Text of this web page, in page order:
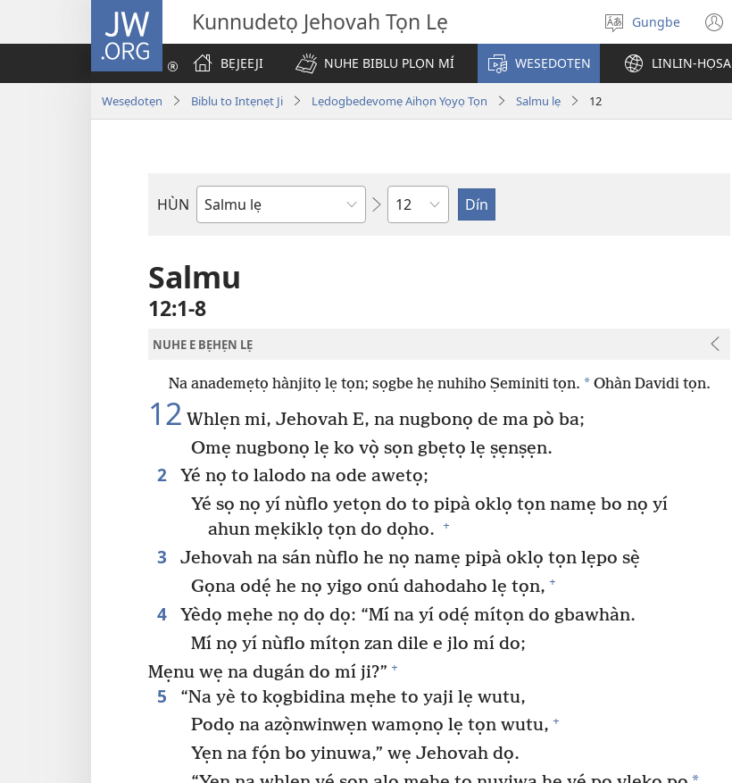
JW.ORG Kunnudetọ Jehovah Tọn Lẹ
De
ogbè
dopo
Gungbe
BẸJẸEJI
NUHE BIBLU PLỌN MÍ WESẸDOTẸN LINLIN-HỌSA
Wesẹdotẹn Biblu to Intẹnẹt Ji Lẹdogbedevomẹ Aihọn Yọyọ Tọn Salmu lẹ 12
HÙN
Bible
Weta
Salmu
12:1-8
NUHE E BẸHẸN LẸ
Na anademẹtọ hànjitọ lẹ tọn; sọgbe hẹ nuhiho Ṣeminiti tọn. *Ohàn Davidi tọn.
12 Whlẹn mi, Jehovah E, na nugbonọ de ma pò ba;
Omẹ nugbonọ lẹ ko vọ̀ sọn gbẹtọ lẹ ṣẹnṣẹn.
2
Yé nọ to lalodo na ode awetọ;
Yé sọ nọ yí nùflo yetọn do to pipà oklọ tọn namẹ bo nọ yí
ahun mẹkiklọ tọn do dọho.
+
3
Jehovah na sán nùflo he nọ namẹ pipà oklọ tọn lẹpo sẹ̀
Gọna odẹ́ he nọ yigo onú dahodaho lẹ tọn, +
4
Yèdọ mẹhe nọ dọ dọ: “Mí na yí odẹ́ mítọn do gbawhàn.
Mí nọ yí nùflo mítọn zan dile e jlo mí do;
Mẹnu wẹ na dugán do mí ji?” +
5
“Na yè to kọgbidina mẹhe to yaji lẹ wutu,
Podọ na azọ̀nwinwẹn wamọnọ lẹ tọn wutu, +
Yẹn na fọ́n bo yinuwa,” wẹ Jehovah dọ.